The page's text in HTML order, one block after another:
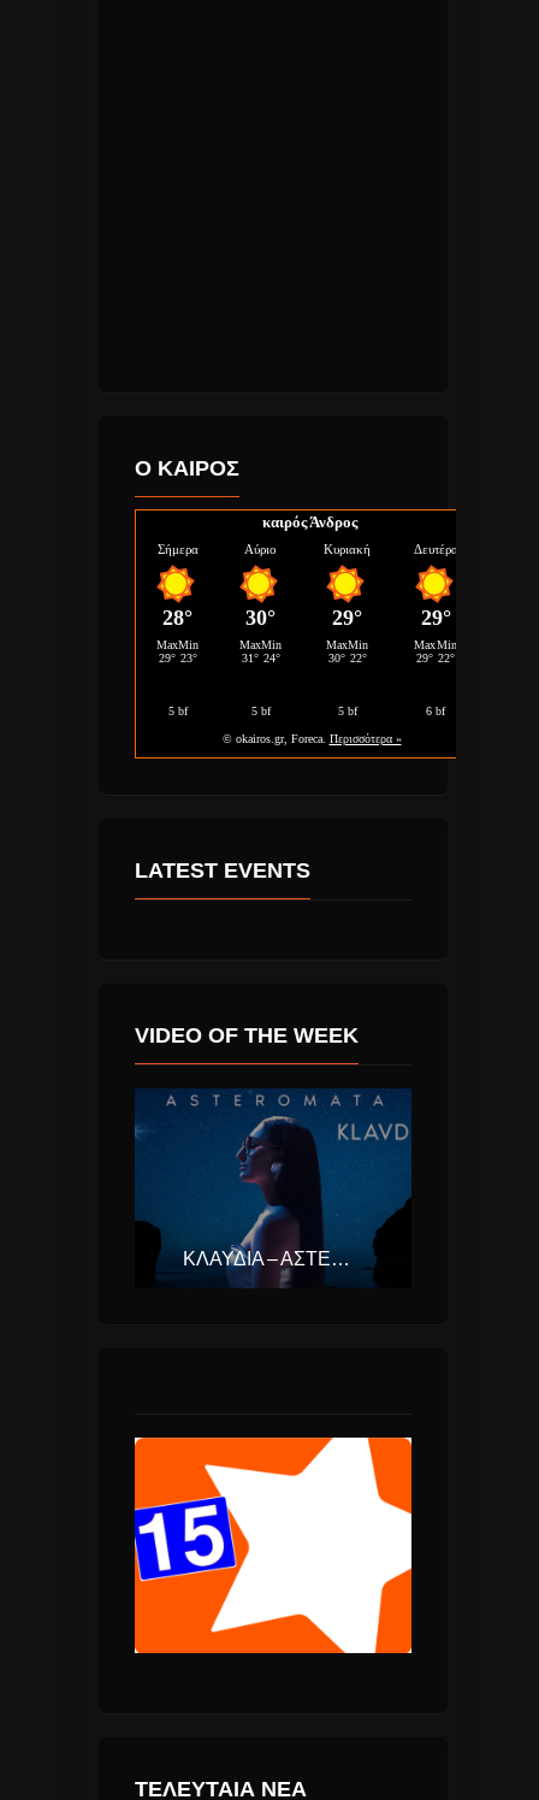
Ο ΚΑΙΡΟΣ
καιρός Άνδρος
LATEST EVENTS
VIDEO OF THE WEEK
ΚΛΑΥΔΊΑ – ΑΣΤΕΡΟΜΆΤΑ (EUROVISION ΕΛΛΆΔΑ 2025)
ΤΕΛΕΥΤΑΙΑ ΝΕΑ